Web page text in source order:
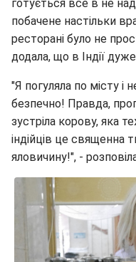
готується все в не
побачене настільки
ресторані було не
додала, що в Індії
"Я погуляла по місту і
безпечно! Правда,
зустріла корову, яка
індійців це священна
яловичину!", -